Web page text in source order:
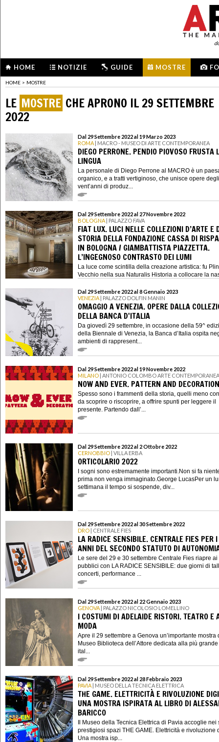
HOME NOTIZIE GUIDE MOSTRE
HOME > MOSTRE
LE MOSTRE CHE APRONO IL 29 SETTEMBRE
2022
Dal 29 Settembre 2022 al 19 Marzo 2023
ROMA | MACRO - MUSEO DI ARTE CONTEMPORANEA
DIEGO PERRONE. PENDIO PIOVOSO FRUSTA
LINGUA
La personale di Diego Perrone al MACRO è un
organico, e a tratti vertiginoso, che unisce opere
vent’anni di produz...
Dal 29 Settembre 2022 al 27 Novembre 2022
BOLOGNA | PALAZZO FAVA
FIAT LUX. LUCI NELLE COLLEZIONI D’ARTE E
STORIA DELLA FONDAZIONE CASSA DI
IN BOLOGNA / GIAMBATTISTA PIAZZETTA.
L’INGEGNOSO CONTRASTO DEI LUMI
La luce come scintilla della creazione artistica: fu
Vecchio nella sua Naturalis Historia a collocare la
Dal 29 Settembre 2022 al 8 Gennaio 2023
VENEZIA | PALAZZO DOLFIN MANIN
OMAGGIO A VENEZIA. OPERE DALLA
DELLA BANCA D'ITALIA
Da giovedì 29 settembre, in occasione della 59^
della Biennale di Venezia, la Banca d’Italia ospita
ambienti di rappresent...
Dal 29 Settembre 2022 al 19 Novembre 2022
MILANO | ANTONIO COLOMBO ARTE CONTEMPORANEA
NOW AND EVER. PATTERN AND DECORATION
Spesso sono i frammenti della storia, quelli meno
da scoprire o riscoprire, a offrire spunti per leggere il
presente. Partendo dall’...
Dal 29 Settembre 2022 al 2 Ottobre 2022
CERNOBBIO | VILLA ERBA
ORTICOLARIO 2022
I sogni sono estremamente importanti.Non si fa
prima non venga immaginato.George LucasPer un
settimana il tempo si sospende, div...
Dal 29 Settembre 2022 al 30 Settembre 2022
DRO | CENTRALE FIES
LA RADICE SENSIBILE. CENTRALE FIES PER
ANNI DEL SECONDO STATUTO DI
Le sere del 29 e 30 settembre Centrale Fies riapre ai
pubblici con LA RADICE SENSIBILE: due giorni di
concerti, performance ...
Dal 29 Settembre 2022 al 22 Gennaio 2023
GENOVA | PALAZZO NICOLOSIO LOMELLINO
I COSTUMI DI ADELAIDE RISTORI. TEATRO E
MODA
Apre il 29 settembre a Genova un’importante mostra
Museo Biblioteca dell’Attore dedicata alla più
ital...
Dal 29 Settembre 2022 al 28 Febbraio 2023
PAVIA | MUSEO DELLA TECNICA ELETTRICA
THE GAME. ELETTRICITÀ E RIVOLUZIONE
UNA MOSTRA ISPIRATA AL LIBRO DI
BARICCO
Il Museo della Tecnica Elettrica di Pavia accoglie nei
prestigiosi spazi THE GAME. Elettricità e rivoluzione
Una mostra isp...